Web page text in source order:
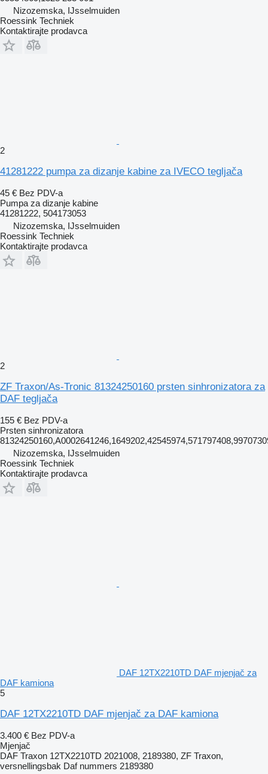
Nizozemska, IJsselmuiden
Roessink Techniek
Kontaktirajte prodavca
2
41281222 pumpa za dizanje kabine za IVECO tegljača
45 € Bez PDV-a
Pumpa za dizanje kabine
41281222, 504173053
Nizozemska, IJsselmuiden
Roessink Techniek
Kontaktirajte prodavca
2
ZF Traxon/As-Tronic 81324250160 prsten sinhronizatora za
DAF tegljača
155 € Bez PDV-a
Prsten sinhronizatora
Nizozemska, IJsselmuiden
Roessink Techniek
Kontaktirajte prodavca
DAF 12TX2210TD DAF mjenjač za
DAF kamiona
5
DAF 12TX2210TD DAF mjenjač za DAF kamiona
3.400 € Bez PDV-a
Mjenjač
DAF Traxon 12TX2210TD 2021008, 2189380, ZF Traxon,
versnellingsbak Daf nummers 2189380